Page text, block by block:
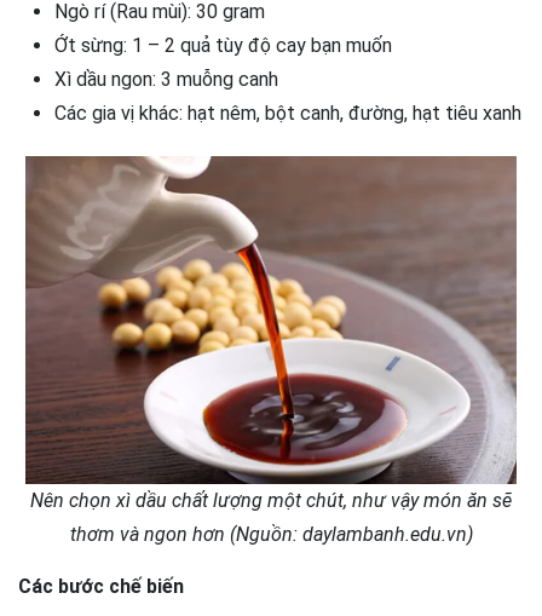
Ngò rí (Rau mùi): 30 gram
Ớt sừng: 1 – 2 quả tùy độ cay bạn muốn
Xì dầu ngon: 3 muỗng canh
Các gia vị khác: hạt nêm, bột canh, đường, hạt tiêu xanh
Nên chọn xì dầu chất lượng một chút, như vậy món ăn sẽ
thơm và ngon hơn (Nguồn: daylambanh.edu.vn)
Các bước chế biến